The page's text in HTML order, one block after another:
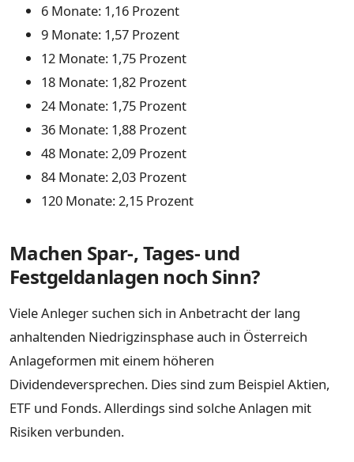
6 Monate: 1,16 Prozent
9 Monate: 1,57 Prozent
12 Monate: 1,75 Prozent
18 Monate: 1,82 Prozent
24 Monate: 1,75 Prozent
36 Monate: 1,88 Prozent
48 Monate: 2,09 Prozent
84 Monate: 2,03 Prozent
120 Monate: 2,15 Prozent
Machen Spar-, Tages- und
Festgeldanlagen noch Sinn?
Viele Anleger suchen sich in Anbetracht der lang
anhaltenden Niedrigzinsphase auch in Österreich
Anlageformen mit einem höheren
Dividendeversprechen. Dies sind zum Beispiel Aktien,
ETF und Fonds. Allerdings sind solche Anlagen mit
Risiken verbunden.